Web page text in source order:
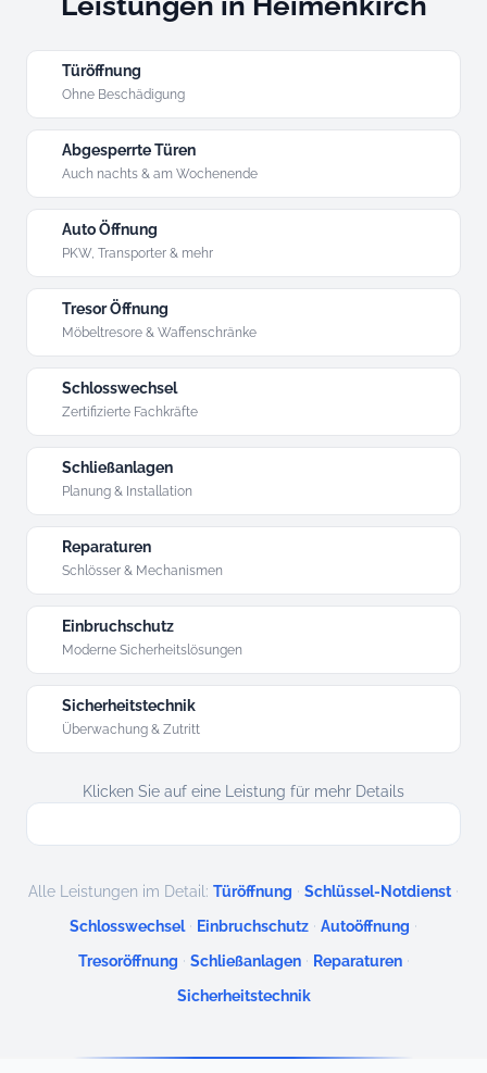
Türöffnung
Ohne Beschädigung
Abgesperrte Türen
Auch nachts & am Wochenende
Auto Öffnung
PKW, Transporter & mehr
Tresor Öffnung
Möbeltresore & Waffenschränke
Schlosswechsel
Zertifizierte Fachkräfte
Schließanlagen
Planung & Installation
Reparaturen
Schlösser & Mechanismen
Einbruchschutz
Moderne Sicherheitslösungen
Sicherheitstechnik
Überwachung & Zutritt
Klicken Sie auf eine Leistung für mehr Details
Alle Leistungen im Detail: Türöffnung · Schlüssel-Notdienst ·
Schlosswechsel · Einbruchschutz · Autoöffnung ·
Tresoröffnung · Schließanlagen · Reparaturen ·
Sicherheitstechnik